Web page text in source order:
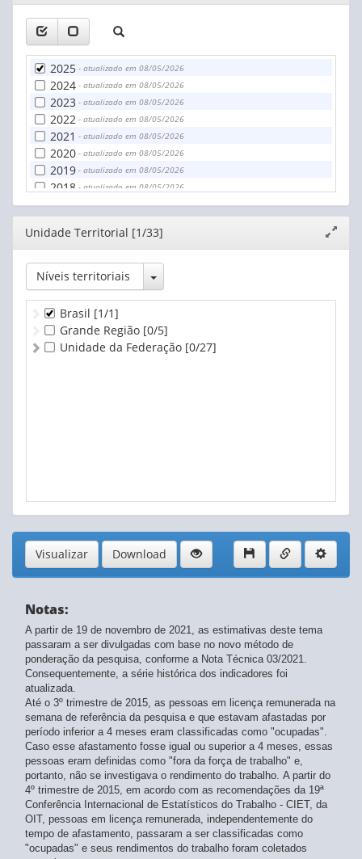
janela
2025 - atualizado em 08/05/2026
2024 - atualizado em 08/05/2026
2023 - atualizado em 08/05/2026
2022 - atualizado em 08/05/2026
2021 - atualizado em 08/05/2026
2020 - atualizado em 08/05/2026
2019 - atualizado em 08/05/2026
2018 - atualizado em 08/05/2026
2017- atualizado em 08/05/2026
2016
2015 - atualizado em 08/05/2026
2014
2013- atualizado em 08/05/2026
2012- atualizado em 08/05/2026
Editor
janela
Unidade Territorial [1/33]
Níveis territoriais Toggle Dropdown
Brasil [1/1]
Grande Região [0/5]
Unidade da Federação [0/27]
Visualizar Download
Notas:
A partir de 19 de novembro de 2021, as estimativas deste tema
passaram a ser divulgadas com base no novo método de
ponderação da pesquisa, conforme a Nota Técnica 03/2021.
Consequentemente, a série histórica dos indicadores foi
atualizada.
Até o 3º trimestre de 2015, as pessoas em licença remunerada na
semana de referência da pesquisa e que estavam afastadas por
período inferior a 4 meses eram classificadas como "ocupadas".
Caso esse afastamento fosse igual ou superior a 4 meses, essas
pessoas eram definidas como "fora da força de trabalho" e,
portanto, não se investigava o rendimento do trabalho. A partir do
4º trimestre de 2015, em acordo com as recomendações da 19ª
Conferência Internacional de Estatísticos do Trabalho - CIET, da
OIT, pessoas em licença remunerada, independentemente do
tempo de afastamento, passaram a ser classificadas como
"ocupadas" e seus rendimentos do trabalho foram coletados